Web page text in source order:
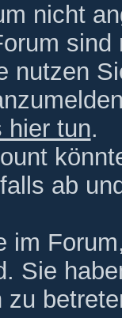
nicht
nutzen
hier tun.
ab
im
Sie
zu